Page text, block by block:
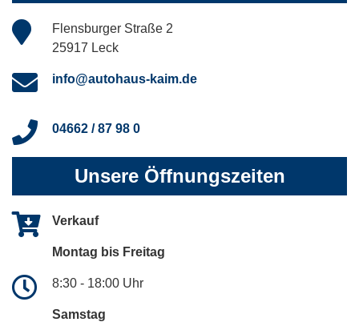
Flensburger Straße 2
25917 Leck
info@autohaus-kaim.de
04662 / 87 98 0
Unsere Öffnungszeiten
Verkauf
Montag bis Freitag
8:30 - 18:00 Uhr
Samstag